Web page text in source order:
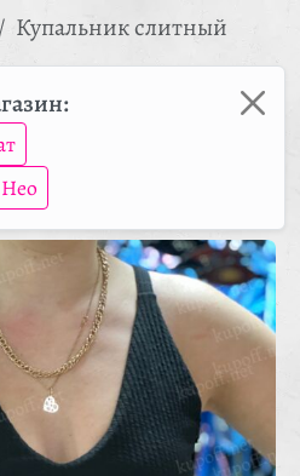
Купальник слитный